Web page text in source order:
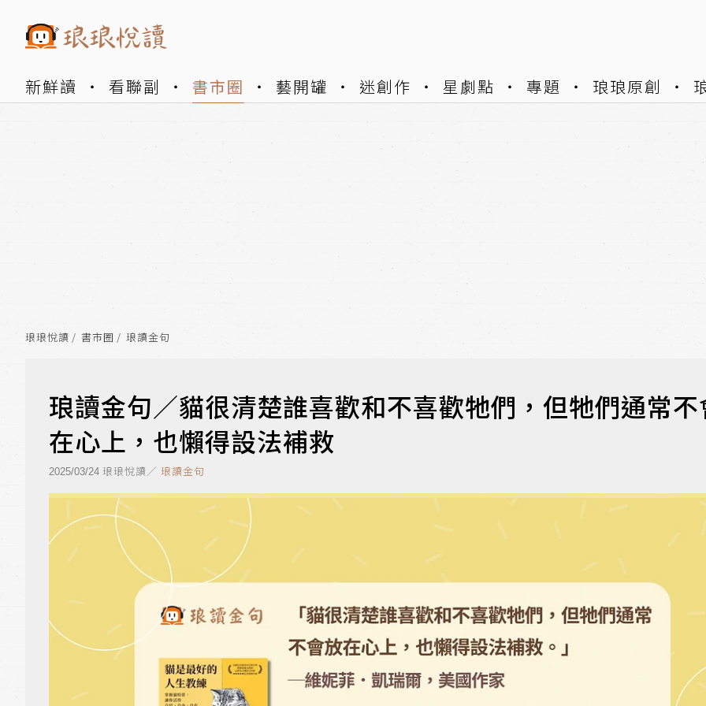
新鮮讀 看聯副 書市圈 藝開罐 迷創作 星劇點 專題 琅琅原創
琅琅悅讀 書市圈 琅讀金句
琅讀金句／貓很清楚誰喜歡和不喜歡牠們，但牠們通常
在心上，也懶得設法補救
2025/03/24 琅琅悅讀／ 琅讀金句